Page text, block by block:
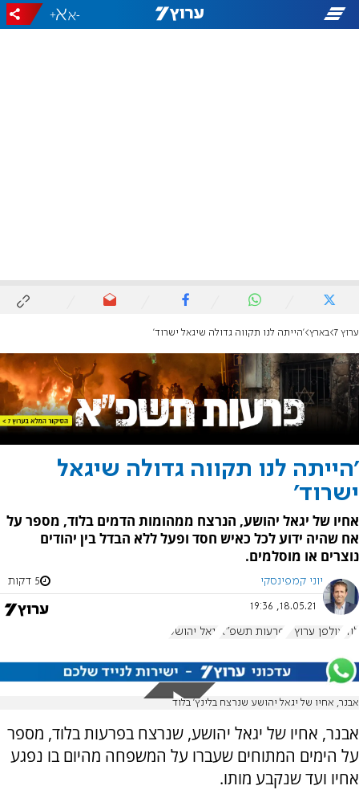
-
+
ערוץ 7 בארץ 'הייתה לנו תקווה גדולה שיגאל ישרוד'
'הייתה לנו תקווה גדולה שיגאל
ישרוד'
אחיו של יגאל יהושע, הנרצח ממהומות הדמים בלוד, מספר על
אח שהיה ידוע לכל כאיש חסד ופעל ללא הבדל בין יהודים
נוצרים או מוסלמים.
יוני קמפינסקי 5 דקות
18.05.21, 19:36
לוד אולפן ערוץ 7 פרעות תשפ"א יגאל יהושע
אבנר, אחיו של יגאל יהושע שנרצח בלינץ' בלוד
אבנר, אחיו של יגאל יהושע, שנרצח בפרעות בלוד, מספר
על הימים המתוחים שעברו על המשפחה מהיום בו נפגע
אחיו ועד שנקבע מותו.